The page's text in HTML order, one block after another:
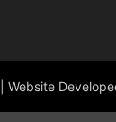
| Website